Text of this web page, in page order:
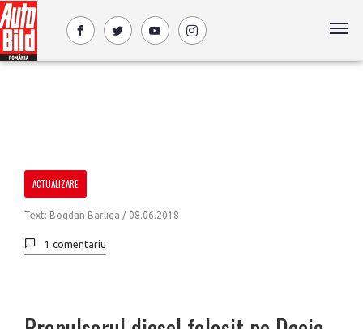
ACTUALIZARE
Text: Bogdan Barliga / 08.06.2018
1 comentariu